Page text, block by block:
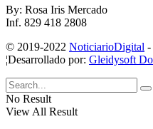
By: Rosa Iris Mercado
Inf. 829 418 2808
© 2019-2022 NoticiarioDigital -
¦Desarrollado por: Gleidysoft
No Result
View All Result